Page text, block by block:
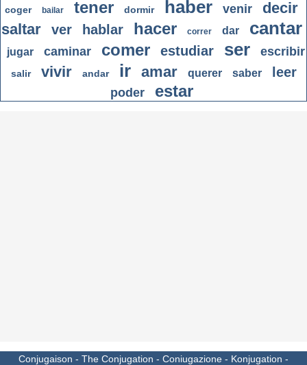
coger bailar tener dormir haber venir
decir
saltar
ver hablar hacer correr dar cantar
jugar caminar comer estudiar ser escribir
salir vivir andar ir amar querer saber leer
poder estar
Conjugaison - The Conjugation - Coniugazione - Konjugation -